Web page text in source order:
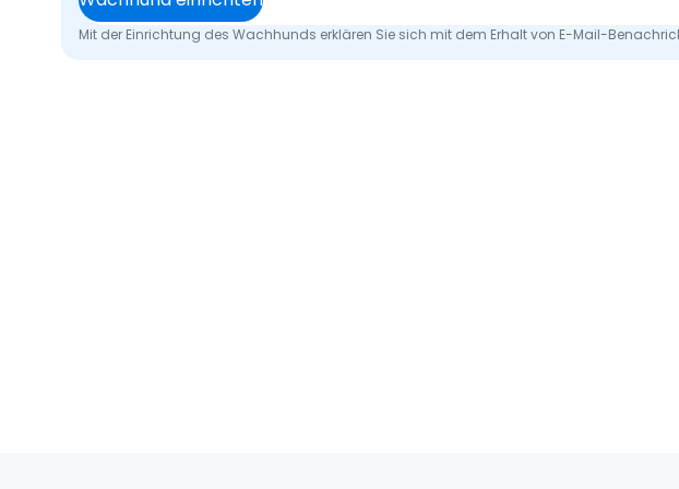
Mit der Einrichtung des Wachhunds erklären Sie sich mit dem Erhalt von E-Mail-